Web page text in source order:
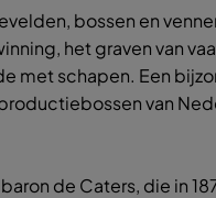
bossen en
het graven van
met schapen. Een
van
de Caters, die in